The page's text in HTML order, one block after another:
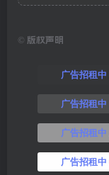
© 版权声明
广告招租中
广告招租中
广告招租中
广告招租中